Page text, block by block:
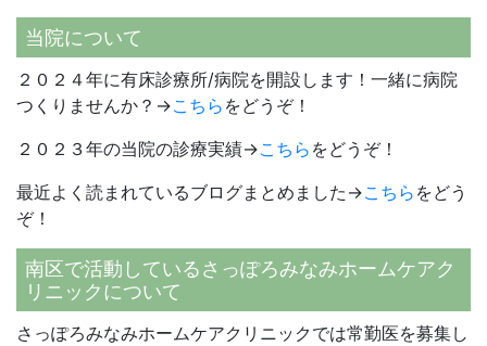
当院について
２０２４年に有床診療所/病院を開設します！一緒に病院
つくりませんか？→こちら をどうぞ！
２０２３年の当院の診療実績→こちら をどうぞ！
最近よく読まれているブログまとめました→こちら をどう
ぞ！
南区で活動しているさっぽろみなみホームケアク
リニックについて
さっぽろみなみホームケアクリニックでは常勤医を募集し